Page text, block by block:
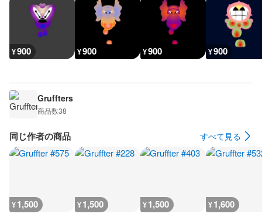
¥900 ¥900 ¥900 ¥900
Gruffters
商品数38
同じ作者の商品 すべて見る
¥1,500 ¥1,500 ¥1,500 ¥1,600